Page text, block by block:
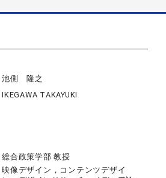
池側 隆之
IKEGAWA TAKAYUKI
総合政策学部 教授
映像デザイン，コンテンツデザイ